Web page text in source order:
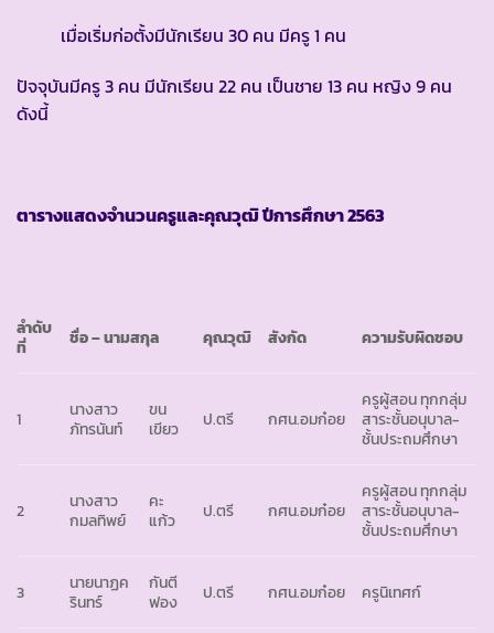
เมื่อเริ่มก่อตั้งมีนักเรียน 30 คน มีครู 1 คน
ปัจจุบันมีครู 3 คน มีนักเรียน 22 คน เป็นชาย 13 คน หญิง 9 คน
ดังนี้
ตารางแสดงจำนวนครูและคุณวุฒิ ปีการศึกษา2563
ลำดับ
ที่
ชื่อ– นามสกุล คุณวุฒิ สังกัด ความรับผิดชอบ
1
นางสาว
ภัทรนันท์
ขน
เขียว
ป.ตรี กศน.อมก๋อย
ครูผู้สอน ทุกกลุ่ม
สาระชั้นอนุบาล-
ชั้นประถมศึกษา
2
นางสาว
กมลทิพย์
คะ
แก้ว
ป.ตรี กศน.อมก๋อย
ครูผู้สอน ทุกกลุ่ม
สาระชั้นอนุบาล-
ชั้นประถมศึกษา
3
นายนาฏค
รินทร์
กันตี
ฟอง
ป.ตรี กศน.อมก๋อย ครูนิเทศก์